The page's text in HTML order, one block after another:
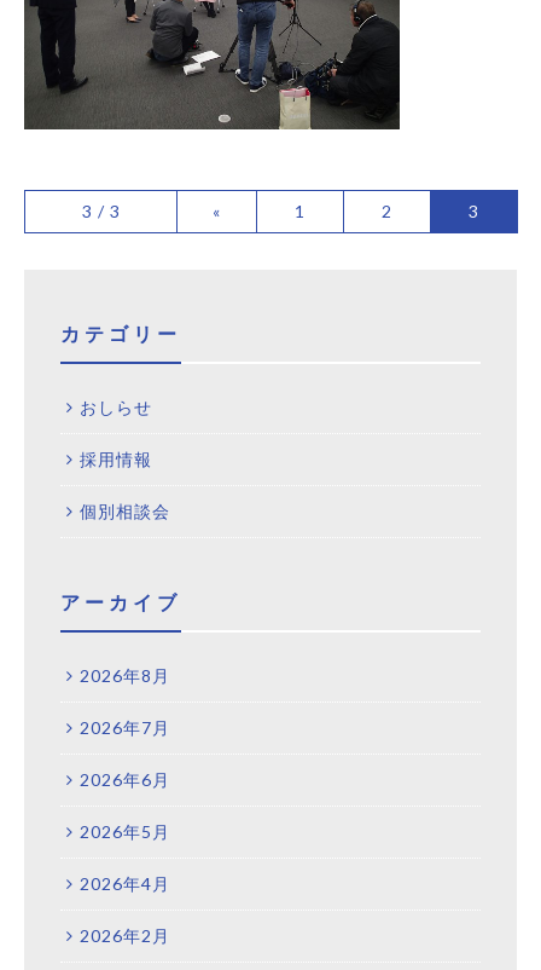
3 / 3 « 1 2 3
カテゴリー
おしらせ
採用情報
個別相談会
アーカイブ
2026年8月
2026年7月
2026年6月
2026年5月
2026年4月
2026年2月